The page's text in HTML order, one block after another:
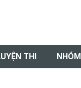
LUYỆN THI